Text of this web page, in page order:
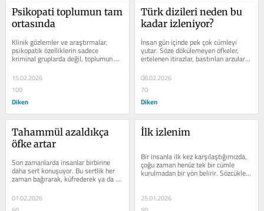
Psikopati toplumun tam
ortasında
Klinik gözlemler ve araştırmalar,
psikopatik özelliklerin sadece
kriminal gruplarda değil, toplumun
tam ortasında, iş hayatında, sosyal...
15.02.2026
100
Diken
Türk dizileri neden bu
kadar izleniyor?
İnsan gün içinde pek çok cümleyi
yutar. Söze dökülemeyen öfkeler,
ertelenen itirazlar, bastırılan arzular
gündelik hayatın içine...
08.02.2026
70
Diken
Tahammül azaldıkça
öfke artar
Son zamanlarda insanlar birbirine
daha sert konuşuyor. Bu sertlik her
zaman bağırarak, küfrederek ya da
açık bir aşağılamayla gelmiyor;...
01.02.2026
İlk izlenim
Bir insanla ilk kez karşılaştığımızda,
çoğu zaman henüz tek bir cümle
kurulmadan bir yön belirir. Sözcükler
daha ortada yoktur ama beden...
25.01.2026